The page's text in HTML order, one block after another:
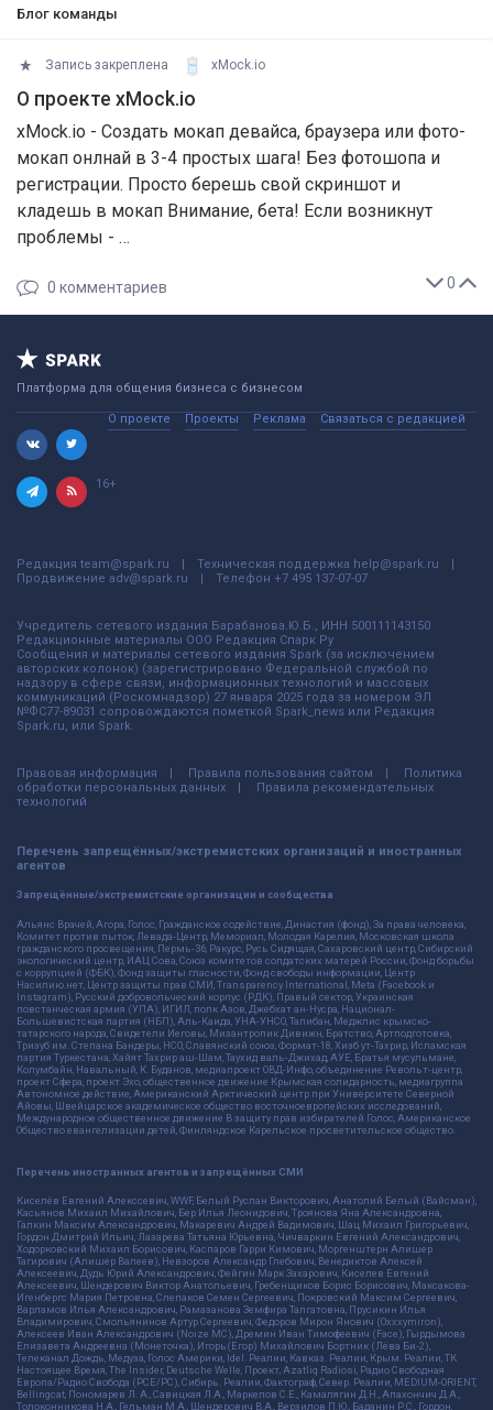
Блог команды
Запись закреплена xMock.io
О проекте xMock.io
xMock.io - Создать мокап девайса, браузера или фото-
мокап онлнай в 3-4 простых шага! Без фотошопа и
регистрации. Просто берешь свой скриншот и
кладешь в мокап Внимание, бета! Если возникнут
проблемы - …
0
0 комментариев
Платформа для общения бизнеса с бизнесом
О проекте Проекты Реклама Связаться с редакцией
16+
Редакция team@spark.ru Техническая поддержка help@spark.ru
Продвижение adv@spark.ru Телефон +7 495 137-07-07
Учредитель сетевого издания Барабанова.Ю.Б., ИНН 500111143150
Редакционные материалы ООО Редакция Спарк Ру
Сообщения и материалы сетевого издания Spark (за исключением
авторских колонок) (зарегистрировано Федеральной службой по
надзору в сфере связи, информационных технологий и массовых
коммуникаций (Роскомнадзор) 27 января 2025 года за номером ЭЛ
№ФС77-89031 сопровождаются пометкой Spark_news или Редакция
Spark.ru, или Spark.
Правовая информация Правила пользования сайтом
Политика
обработки персональных данных
Правила рекомендательных
технологий
Перечень запрещённых/экстремистских организаций и иностранных
агентов
Запрещённые/экстремистские организации и сообщества
Альянс Врачей, Агора, Голос, Гражданское содействие, Династия (фонд), За права человека,
Комитет против пыток, Левада-Центр, Мемориал, Молодая Карелия, Московская школа
гражданского просвещения, Пермь-36, Ракурс, Русь Сидящая, Сахаровский центр, Сибирский
экологический центр, ИАЦ Сова, Союз комитетов солдатских матерей России, Фонд борьбы
с коррупцией (ФБК), Фонд защиты гласности, Фонд свободы информации, Центр
Насилию.нет, Центр защиты прав СМИ, Transparency International, Meta (Facebook и
Instagram), Русский добровольческий корпус (РДК), Правый сектор, Украинская
повстанческая армия (УПА), ИГИЛ, полк Азов, Джебхат ан-Нусра, Национал-
Большевистская партия (НБП), Аль-Каида, УНА-УНСО, Талибан, Меджлис крымско-
татарского народа, Свидетели Иеговы, Мизантропик Дивижн, Братство, Артподготовка,
Тризуб им. Степана Бандеры, НСО, Славянский союз, Формат-18, Хизб ут-Тахрир, Исламская
партия Туркестана, Хайят Тахрир аш-Шам, Таухид валь-Джихад, АУЕ, Братья мусульмане,
Колумбайн, Навальный, К. Буданов, медиапроект ОВД-Инфо, объединение Револьт-центр,
проект Сфера, проект Эхо, общественное движение Крымская солидарность, медиагруппа
Автономное действие, Американский Арктический центр при Университете Северной
Айовы, Швейцарское академическое общество восточноевропейских исследований,
Международное общественное движение В защиту прав избирателей Голос, Американское
Общество евангелизации детей, Финляндское Карельское просветительское общество.
Перечень иностранных агентов и запрещённых СМИ
Киселёв Евгений Алекссевич, WWF, Белый Руслан Викторович, Анатолий Белый (Вайсман),
Касьянов Михаил Михайлович, Бер Илья Леонидович, Троянова Яна Александровна,
Галкин Максим Александрович, Макаревич Андрей Вадимович, Шац Михаил Григорьевич,
Гордон Дмитрий Ильич, Лазарева Татьяна Юрьевна, Чичваркин Евгений Александрович,
Ходорковский Михаил Борисович, Каспаров Гарри Кимович, Моргенштерн Алишер
Тагирович (Алишер Валеев), Невзоров Александр Глебович, Венедиктов Алексей
Алексеевич, Дудь Юрий Александрович, Фейгин Марк Захарович, Киселев Евгений
Алексеевич, Шендерович Виктор Анатольевич, Гребенщиков Борис Борисович, Максакова-
Игенбергс Мария Петровна, Слепаков Семен Сергеевич, Покровский Максим Сергеевич,
Варламов Илья Александрович, Рамазанова Земфира Талгатовна, Прусикин Илья
Владимирович, Смольянинов Артур Сергеевич, Федоров Мирон Янович (Oxxxymiron),
Алексеев Иван Александрович (Noize MC), Дремин Иван Тимофеевич (Face), Гырдымова
Елизавета Андреевна (Монеточка), Игорь(Егор) Михайлович Бортник (Лёва Би-2),
Телеканал Дождь, Медуза, Голос Америки, Idel. Реалии, Кавказ. Реалии, Крым. Реалии, ТК
Настоящее Время, The Insider, Deutsche Welle, Проект, Azatliq Radiosi, Радио Свободная
Европа/Радио Свобода (PCE/PC), Сибирь. Реалии, Фактограф, Север. Реалии, MEDIUM-ORIENT,
Bellingcat, Пономарев Л. А., Савицкая Л.А., Маркелов С.Е., Камалягин Д.Н., Апахончич Д.А.,
Толоконникова Н.А., Гельман М.А., Шендерович В.А., Верзилов П.Ю., Баданин Р.С., Гордон,